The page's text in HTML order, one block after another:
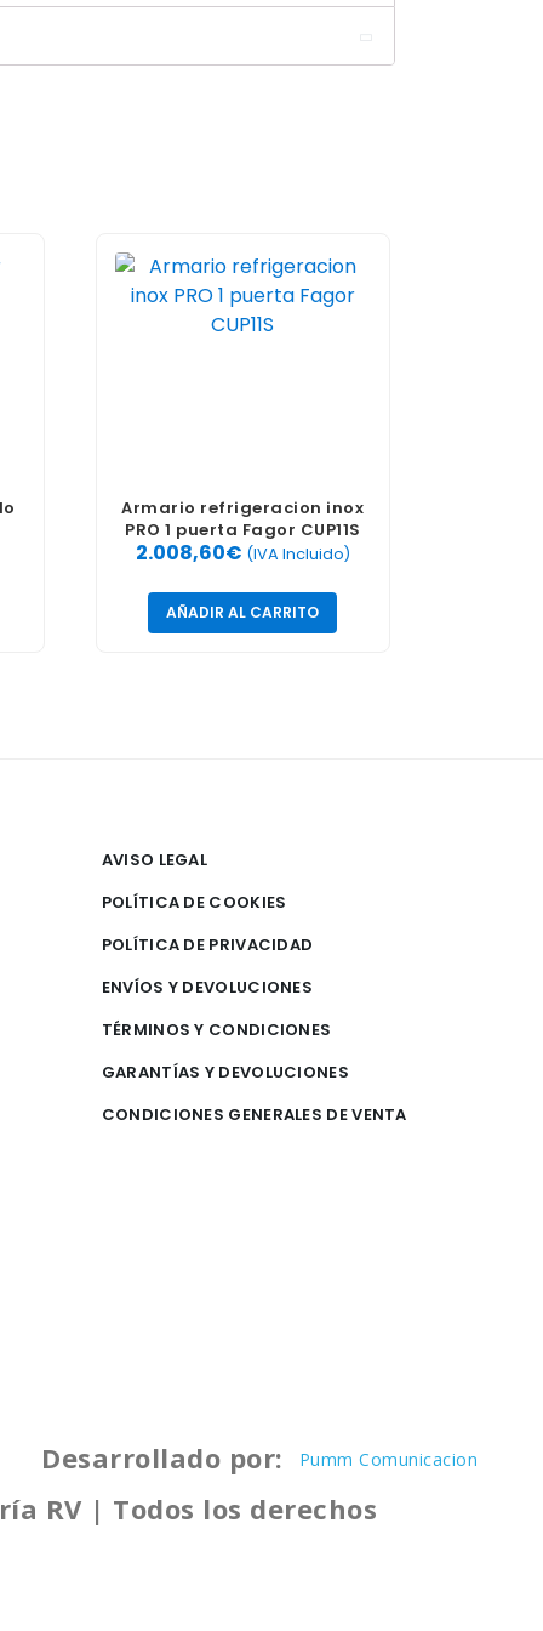
Armario refrigeracion inox
PRO 1 puerta Fagor CUP11S
2.008,60€ (IVA Incluido)
AÑADIR AL CARRITO
AVISO LEGAL
POLÍTICA DE COOKIES
POLÍTICA DE PRIVACIDAD
ENVÍOS Y DEVOLUCIONES
TÉRMINOS Y CONDICIONES
GARANTÍAS Y DEVOLUCIONES
CONDICIONES GENERALES DE VENTA
Desarrollado por: Pumm Comunicacion
RV | Todos los derechos